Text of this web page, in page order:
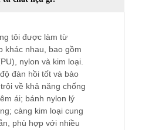
tôi được làm từ
khác nhau, bao gồm
nylon và kim loại.
đàn hồi tốt và bảo
về khả năng chống
ái; bánh nylon lý
càng kim loại cung
phù hợp với nhiều